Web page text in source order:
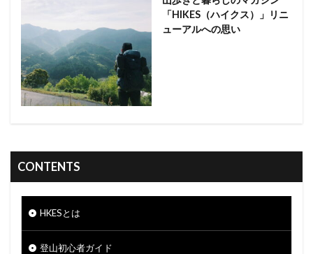
「HIKES（ハイクス）」リニ
ューアルへの思い
CONTENTS
HKESとは
登山初心者ガイド